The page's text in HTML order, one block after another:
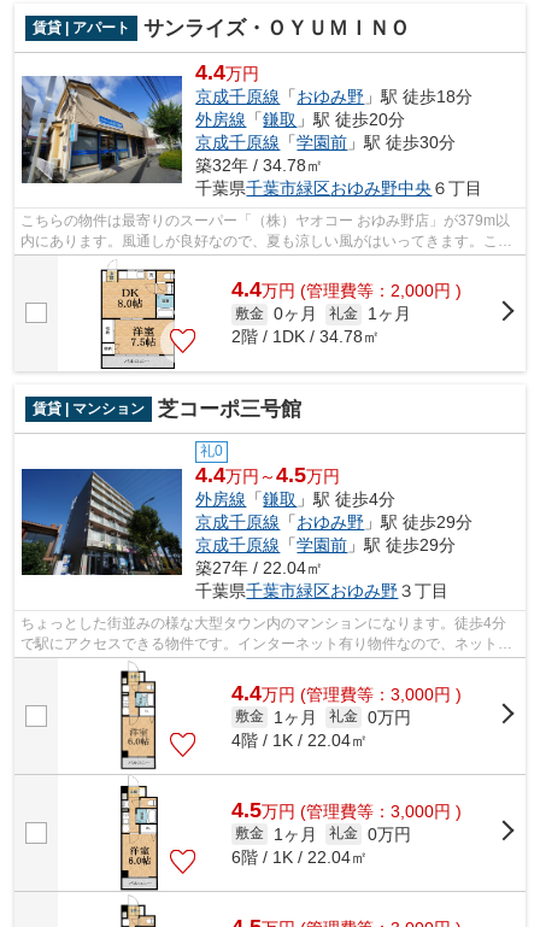
賃貸 | アパート サンライズ・ＯＹＵＭＩＮＯ
4.4万円
京成千原線 「おゆみ野 」駅 徒歩18分
外房線 「鎌取 」駅 徒歩20分
京成千原線 「学園前 」駅 徒歩30分
築32年 / 34.78㎡
千葉県千葉市緑区おゆみ野中央 ６丁目
こちらの物件は最寄りのスーパー「（株）ヤオコー おゆみ野店」が379m以
内にあります。風通しが良好なので、夏も涼しい風がはいってきます。こち
らの物件は自走式駐車場がご利用いただ...
4.4万円 (管理費等：2,000円 )
敷金 0ヶ月 礼金
1ヶ月
2階 / 1DK / 34.78㎡
賃貸 | マンション 芝コーポ三号館
礼0
4.4万円～4.5万円
外房線 「鎌取 」駅 徒歩4分
京成千原線 「おゆみ野 」駅 徒歩29分
京成千原線 「学園前 」駅 徒歩29分
築27年 / 22.04㎡
千葉県千葉市緑区おゆみ野３丁目
ちょっとした街並みの様な大型タウン内のマンションになります。徒歩4分
で駅にアクセスできる物件です。インターネット有り物件なので、ネットを
よく使う方におすすめです。株式会社ネ...
4.4万円 (管理費等：3,000円 )
敷金 1ヶ月 礼金 0万円
4階 / 1K / 22.04㎡
4.5万円 (管理費等：3,000円 )
敷金 1ヶ月 礼金 0万円
6階 / 1K / 22.04㎡